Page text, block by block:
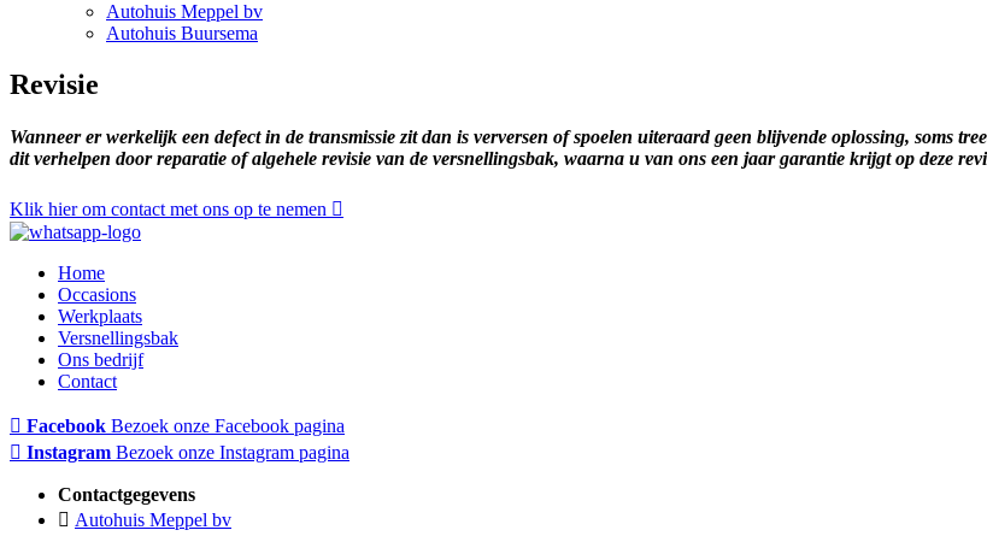
Autohuis Meppel bv
Autohuis Buursema
Revisie
Wanneer er werkelijk een defect in de transmissie zit dan is verversen of spoelen uiteraard geen blijvende oplossing, soms
dit verhelpen door reparatie of algehele revisie van de versnellingsbak, waarna u van ons een jaar garantie krijgt op deze
Klik hier om contact met ons op te nemen
Home
Occasions
Werkplaats
Versnellingsbak
Ons bedrijf
Contact
Facebook Bezoek onze Facebook pagina
Instagram Bezoek onze Instagram pagina
Contactgegevens
Autohuis Meppel bv